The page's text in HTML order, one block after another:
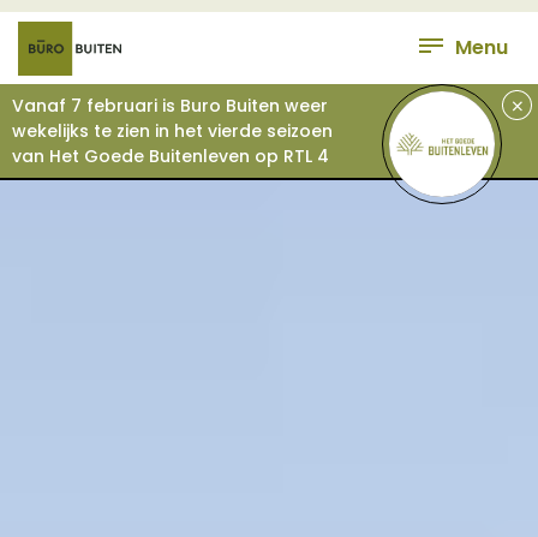
Menu
Vanaf 7 februari is Buro Buiten weer
wekelijks te zien in het vierde seizoen
van Het Goede Buitenleven op RTL 4
+